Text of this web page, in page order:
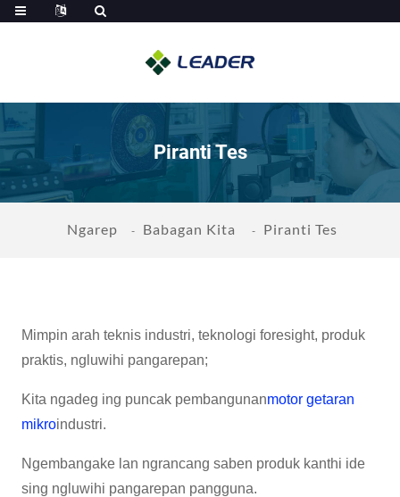
Piranti Tes
Ngarep Babagan Kita Piranti Tes
Mimpin arah teknis industri, teknologi foresight, produk
praktis, ngluwihi pangarepan;
Kita ngadeg ing puncak pembangunanmotor getaran
mikroindustri.
Ngembangake lan ngrancang saben produk kanthi ide
sing ngluwihi pangarepan pangguna.